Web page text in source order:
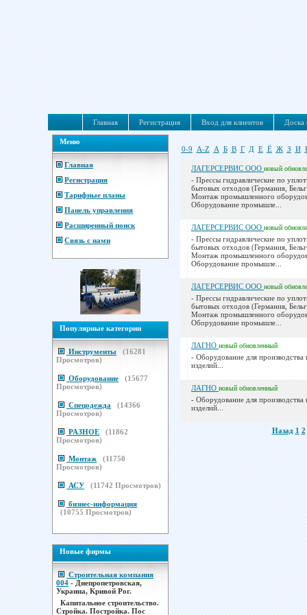
Главная Регистрация Вход для клиентов Доска
Меню
Главная
Регистрация
Тарифные планы
Панель управления
Расширенный поиск
Связь с нами
Популярные категории
Инструменты (16281
Просмотров)
Оборудование (15677
Просмотров)
Спецодежда (14366
Просмотров)
РАЗНОЕ (11862
Просмотров)
Монтаж (11750
Просмотров)
АСУ (11742 Просмотров)
бизнес-информация
(10755 Просмотров)
Новые фирмы
Строительная компания
004 - Днепропетровская,
Украина, Кривой Рог.
Капитальное строительство.
Стройка. Постройка. Пос
0-9 A-Z А Б В Г Д Е Ё Ж З И
ЛАГЕРСЕРВИС ООО новый
- Прессы гидравлические по
бытовых отходов (Германия,
Монтаж промышленного
Оборудование промышле...
ЛАГЕРСЕРВИС ООО новый
- Прессы гидравлические по
бытовых отходов (Германия,
Монтаж промышленного
Оборудование промышле...
ЛАГЕРСЕРВИС ООО новый
- Прессы гидравлические по
бытовых отходов (Германия,
Монтаж промышленного
Оборудование промышле...
ЛАГНО новый обновленный
- Оборудование для
изделий...
ЛАГНО новый обновленный
- Оборудование для
изделий...
Назад 1 2